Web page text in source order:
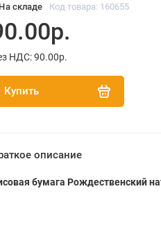
На складе Код товара: 160655
НДС: 90.00р.
Купить
описание
бумага Рождественский